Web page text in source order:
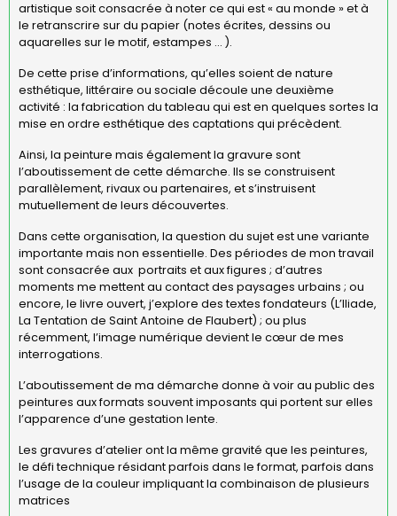
artistique soit consacrée à noter ce qui est « au monde » et à
le retranscrire sur du papier (notes écrites, dessins ou
aquarelles sur le motif, estampes … ).
De cette prise d’informations, qu’elles soient de nature
esthétique, littéraire ou sociale découle une deuxième
activité : la fabrication du tableau qui est en quelques sortes la
mise en ordre esthétique des captations qui précèdent.
Ainsi, la peinture mais également la gravure sont
l’aboutissement de cette démarche. Ils se construisent
parallèlement, rivaux ou partenaires, et s’instruisent
mutuellement de leurs découvertes.
Dans cette organisation, la question du sujet est une variante
importante mais non essentielle. Des périodes de mon travail
sont consacrée aux portraits et aux figures ; d’autres
moments me mettent au contact des paysages urbains ; ou
encore, le livre ouvert, j’explore des textes fondateurs (L’Iliade,
La Tentation de Saint Antoine de Flaubert) ; ou plus
récemment, l’image numérique devient le cœur de mes
interrogations.
L’aboutissement de ma démarche donne à voir au public des
peintures aux formats souvent imposants qui portent sur elles
l’apparence d’une gestation lente.
Les gravures d’atelier ont la même gravité que les peintures,
le défi technique résidant parfois dans le format, parfois dans
l’usage de la couleur impliquant la combinaison de plusieurs
matrices